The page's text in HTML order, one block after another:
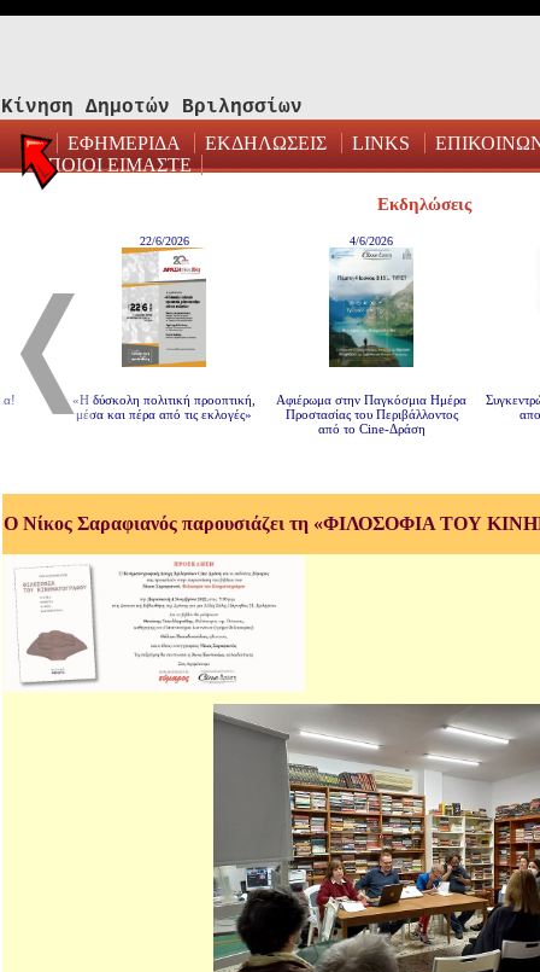
Κίνηση Δημοτών Βριλησσίων
ΕΦΗΜΕΡΙΔΑ ΕΚΔΗΛΩΣΕΙΣ LINKS
ΠΟΙΟΙ ΕΙΜΑΣΤΕ
Εκδηλώσεις
22/6/2026
«Η δύσκολη πολιτική προοπτική,
μέσα και πέρα από τις εκλογές»
4/6/2026
Αφιέρωμα στην Παγκόσμια Ημέρα
Προστασίας του Περιβάλλοντος
από το Cine-Δράση
Ο Νίκος Σαραφιανός παρουσιάζει τη «ΦΙΛΟΣΟΦΙΑ ΤΟΥ